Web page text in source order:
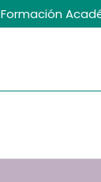
Formación